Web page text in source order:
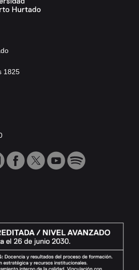
1825